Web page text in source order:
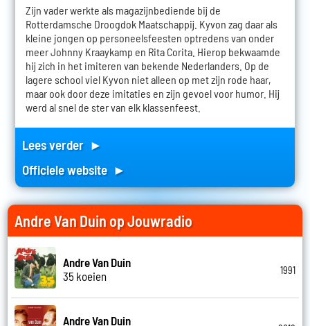
Zijn vader werkte als magazijnbediende bij de
Rotterdamsche Droogdok Maatschappij. Kyvon zag daar als
kleine jongen op personeelsfeesten optredens van onder
meer Johnny Kraaykamp en Rita Corita. Hierop bekwaamde
hij zich in het imiteren van bekende Nederlanders. Op de
lagere school viel Kyvon niet alleen op met zijn rode haar,
maar ook door deze imitaties en zijn gevoel voor humor. Hij
werd al snel de ster van elk klassenfeest.
Lees verder ►
Officiele website ►
Andre Van Duin op Jouwradio
Andre Van Duin
35 koeien
1991
Andre Van Duin